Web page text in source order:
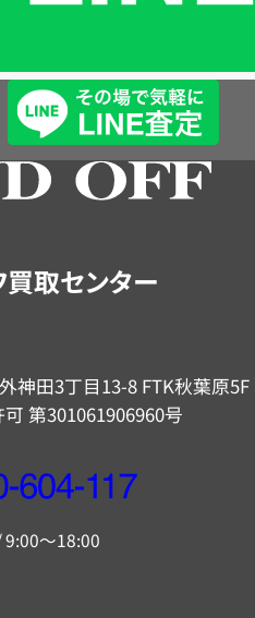
買取センター
神田3丁目13-8 FTK秋葉原5F
第301061906960号
9:00～18:00